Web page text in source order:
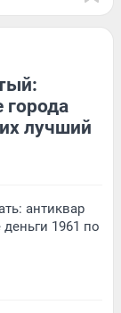
города
лучший
антиквар
1961 по